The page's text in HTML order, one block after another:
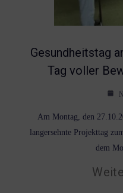
Gesundheitstag
Tag voller
Am Montag, den
langersehnte Projekttag
dem